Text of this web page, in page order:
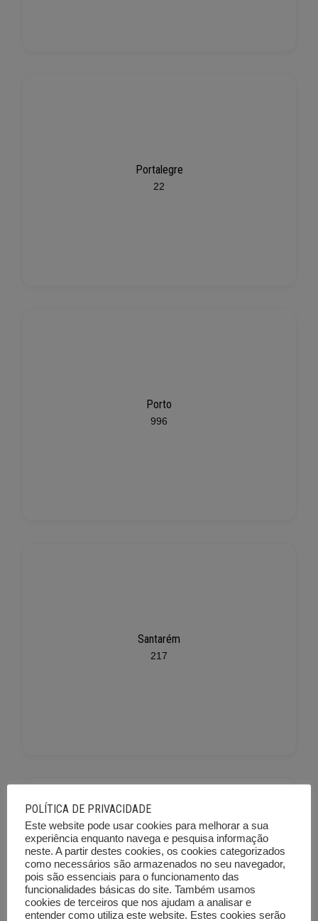
Portalegre
22
Porto
996
Santarém
217
Setúbal
225
POLÍTICA DE PRIVACIDADE
Este website pode usar cookies para melhorar a sua
experiência enquanto navega e pesquisa informação
neste. A partir destes cookies, os cookies categorizados
como necessários são armazenados no seu navegador,
pois são essenciais para o funcionamento das
funcionalidades básicas do site. Também usamos
cookies de terceiros que nos ajudam a analisar e
entender como utiliza este website. Estes cookies serão